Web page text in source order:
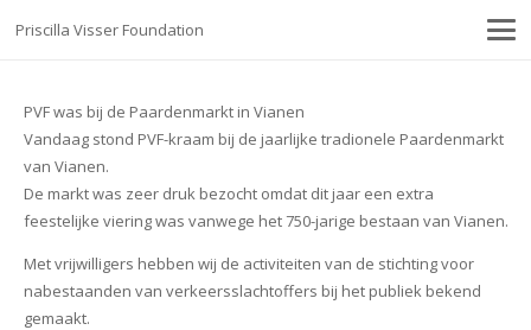
Priscilla Visser Foundation
PVF was bij de Paardenmarkt in Vianen
Vandaag stond PVF-kraam bij de jaarlijke tradionele Paardenmarkt
van Vianen.
De markt was zeer druk bezocht omdat dit jaar een extra
feestelijke viering was vanwege het 750-jarige bestaan van Vianen.
Met vrijwilligers hebben wij de activiteiten van de stichting voor
nabestaanden van verkeersslachtoffers bij het publiek bekend
gemaakt.